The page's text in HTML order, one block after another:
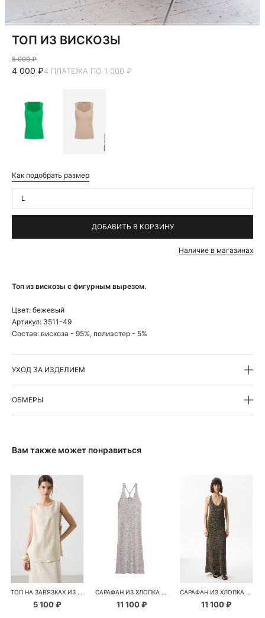
Топ из вискозы с фигурным вырезом.
Цвет: бежевый
Артикул: 3511-49
Состав: вискоза - 95%, полиэстер - 5%
УХОД ЗА ИЗДЕЛИЕМ
ОБМЕРЫ
ТОП ИЗ ВИСКОЗЫ
5 000 ₽
4 000 ₽4 ПЛАТЕЖА ПО 1 000 ₽
Как подобрать размер
L
ДОБАВИТЬ В КОРЗИНУ
Наличие в магазинах
Вам также может понравиться
ТОП НА ЗАВЯЗКАХ ИЗ 100% ЛЬНА
5 100 ₽
САРАФАН ИЗ ХЛОПКА С ПАЙЕТКАМИ
11 100 ₽
САРАФАН ИЗ ХЛОПКА С ПАЙЕТКАМИ
11 100 ₽